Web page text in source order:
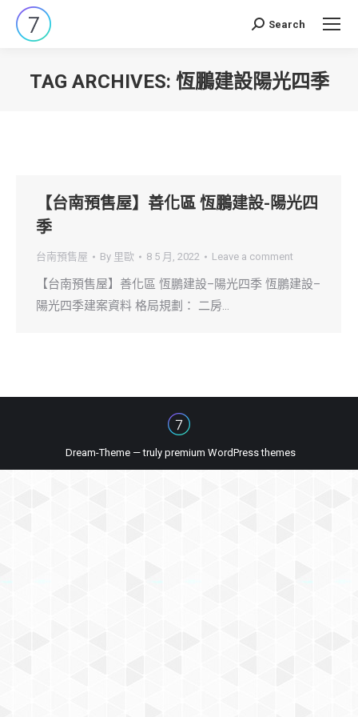
Search:
Search
TAG ARCHIVES: 恆鵬建設陽光四季
【台南預售屋】善化區 恆鵬建設-陽光四
季
台南預售屋 By 里歐 8 5 月, 2022 Leave a comment
【台南預售屋】善化區 恆鵬建設–陽光四季 恆鵬建設–
陽光四季建案資料 格局規劃： 二房…
Dream-Theme — truly premium WordPress themes